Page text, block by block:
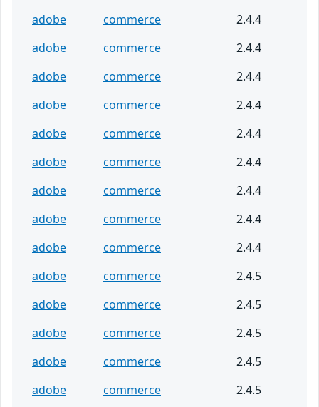
adobe
commerce
2.4.4
adobe
commerce
2.4.4
adobe
commerce
2.4.4
adobe
commerce
2.4.4
adobe
commerce
2.4.4
adobe
commerce
2.4.4
adobe
commerce
2.4.4
adobe
commerce
2.4.4
adobe
commerce
2.4.4
adobe
commerce
2.4.5
adobe
commerce
2.4.5
adobe
commerce
2.4.5
adobe
commerce
2.4.5
adobe
commerce
2.4.5